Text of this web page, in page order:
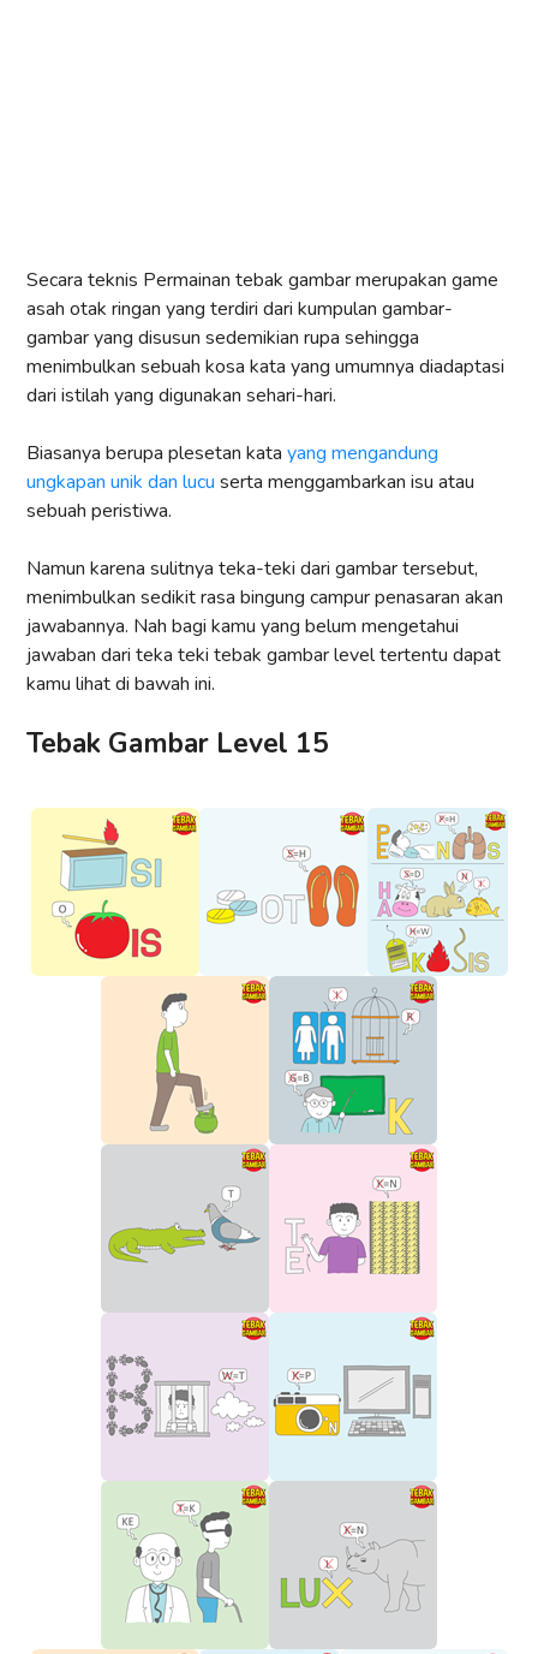
Secara teknis Permainan tebak gambar merupakan game
asah otak ringan yang terdiri dari kumpulan gambar-
gambar yang disusun sedemikian rupa sehingga
menimbulkan sebuah kosa kata yang umumnya diadaptasi
dari istilah yang digunakan sehari-hari.
Biasanya berupa plesetan kata yang mengandung
ungkapan unik dan lucu serta menggambarkan isu atau
sebuah peristiwa.
Namun karena sulitnya teka-teki dari gambar tersebut,
menimbulkan sedikit rasa bingung campur penasaran akan
jawabannya. Nah bagi kamu yang belum mengetahui
jawaban dari teka teki tebak gambar level tertentu dapat
kamu lihat di bawah ini.
Tebak Gambar Level 15